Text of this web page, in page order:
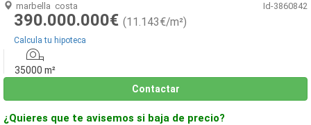
marbella costa Id-3860842
390.000.000€ (11.143€/m²)
Calcula tu hipoteca
35000 m²
Contactar
¿Quieres que te avisemos si baja de precio?